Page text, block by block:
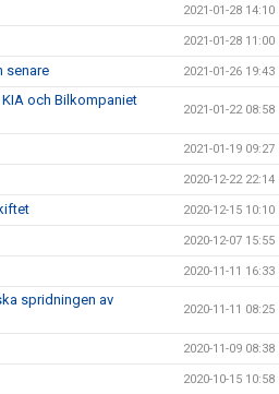
2021-01-28 14:10
2021-01-28 11:00
senare 2021-01-26 19:43
KIA och Bilkompaniet
2021-01-22 08:58
2021-01-19 09:27
2020-12-22 22:14
2020-12-15 10:10
2020-12-07 15:55
2020-11-11 16:33
spridningen av
2020-11-11 08:25
2020-11-09 08:38
2020-10-15 10:58